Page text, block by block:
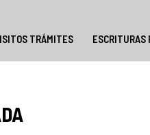
TRÁMITES ESCRITURAS